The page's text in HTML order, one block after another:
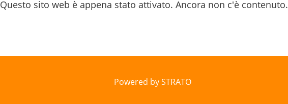
Questo sito web è appena stato attivato. Ancora non c'è contenuto.
Powered by STRATO